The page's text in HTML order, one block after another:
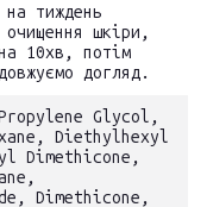
тиждень
шкіри,
10хв, потім
догляд.
Glycol,
Diethylhexyl
Dimethicone,
Dimethicone,